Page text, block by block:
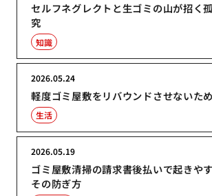
セルフネグレクトと生ゴミの山が招く
究
知識
軽度ゴミ屋敷をリバウンドさせないた
2026.05.24
生活
ゴミ屋敷清掃の請求書後払いで起きや
その防ぎ方
2026.05.19